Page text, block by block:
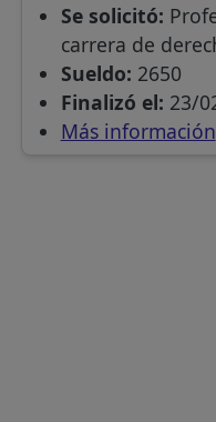
Se solicitó:
carrera de
Sueldo: 2650
Finalizó el: 23/
Más información